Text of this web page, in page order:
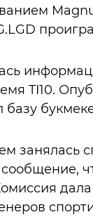
TI10.
занялась
дала